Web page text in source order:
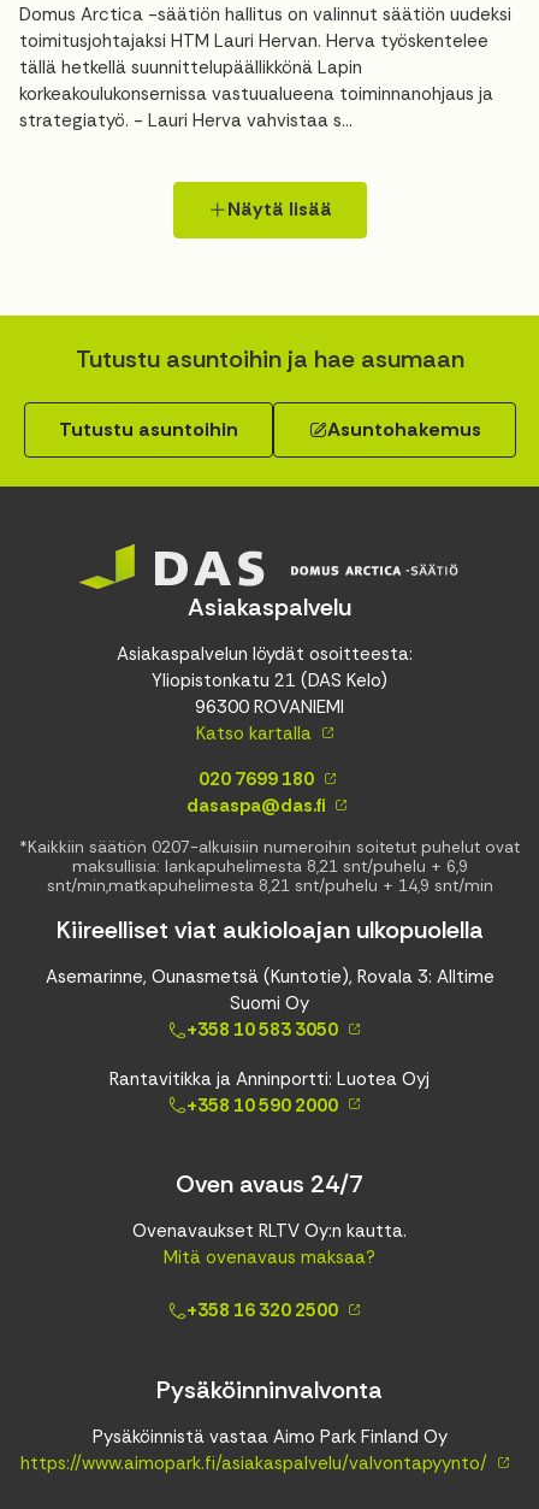
Domus Arctica -säätiön hallitus on valinnut säätiön uudeksi
toimitusjohtajaksi HTM Lauri Hervan. Herva työskentelee
tällä hetkellä suunnittelupäällikkönä Lapin
korkeakoulukonsernissa vastuualueena toiminnanohjaus ja
strategiatyö. - Lauri Herva vahvistaa s...
Näytä lisää
Tutustu asuntoihin ja hae asumaan
Tutustu asuntoihin Asuntohakemus
Asiakaspalvelu
Asiakaspalvelun löydät osoitteesta:
Yliopistonkatu 21 (DAS Kelo)
96300 ROVANIEMI
Katso kartalla
020 7699 180
dasaspa@das.fi
*Kaikkiin säätiön 0207-alkuisiin numeroihin soitetut puhelut ovat
maksullisia: lankapuhelimesta 8,21 snt/puhelu + 6,9
snt/min,matkapuhelimesta 8,21 snt/puhelu + 14,9 snt/min
Kiireelliset viat aukioloajan ulkopuolella
Asemarinne, Ounasmetsä (Kuntotie), Rovala 3: Alltime
Suomi Oy
+358 10 583 3050
Rantavitikka ja Anninportti: Luotea Oyj
+358 10 590 2000
Oven avaus 24/7
Ovenavaukset RLTV Oy:n kautta.
Mitä ovenavaus maksaa?
+358 16 320 2500
Pysäköinninvalvonta
Pysäköinnistä vastaa Aimo Park Finland Oy
https://www.aimopark.fi/asiakaspalvelu/valvontapyynto/